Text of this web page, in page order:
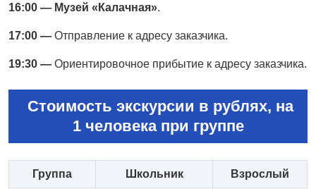
16:00 — Музей «Калачная».
17:00 — Отправление к адресу заказчика.
19:30 — Ориентировочное прибытие к адресу заказчика.
Стоимость экскурсии в рублях, на
1 человека при группе
Группа Школьник Взрослый